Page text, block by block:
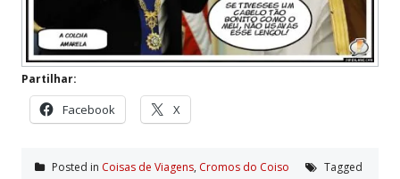
Partilhar:
Facebook X
Posted in Coisas de Viagens, Cromos do Coiso
Tagged